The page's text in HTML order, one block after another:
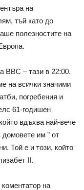
на
тъй като до
полезностите на
BBC – тази в 22:00.
на всички значими
погребения и
61-годишен
вдъхва най-вече
домовете им ” от
Той е и този, който
II.
на